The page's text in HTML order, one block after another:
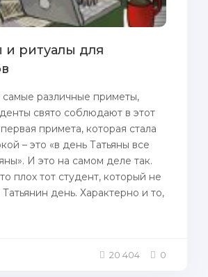
ритуалы для
различные приметы,
свято соблюдают в этот
примета, которая стала
– это «в день Татьяны все
И это на самом деле так.
плох тот студент, который не
Татьянин день. Характерно и то,
20 404 0